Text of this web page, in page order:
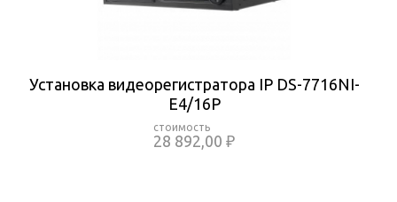
Установка видеорегистратора IP DS-7716NI-
E4/16P
28 892,00 ₽